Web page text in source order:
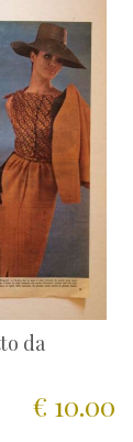
da
€ 10.00